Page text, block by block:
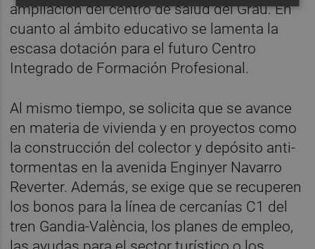
ampliación del centro de salud del Grau. En
cuanto al ámbito educativo se lamenta la
escasa dotación para el futuro Centro
Integrado de Formación Profesional.
Al mismo tiempo, se solicita que se avance
en materia de vivienda y en proyectos como
la construcción del colector y depósito anti-
tormentas en la avenida Enginyer Navarro
Reverter. Además, se exige que se recuperen
los bonos para la línea de cercanías C1 del
tren Gandia-València, los planes de empleo,